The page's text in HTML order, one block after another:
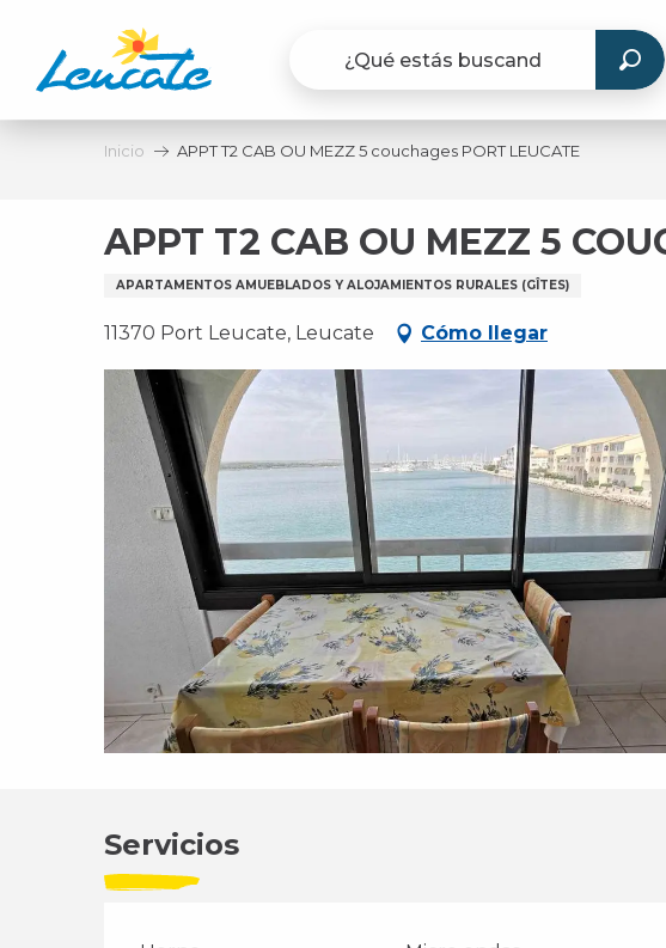
contenu
principal
Inicio APPT T2 CAB OU MEZZ 5 couchages PORT LEUCATE
APPT T2 CAB OU MEZZ 5
APARTAMENTOS AMUEBLADOS Y ALOJAMIENTOS RURALES (GÎTES)
11370 Port Leucate, Leucate Cómo llegar
Servicios